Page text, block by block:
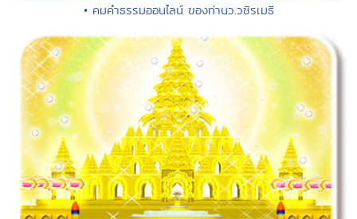
• คมคำธรรมออนไลน์ ของท่านว.วชิรเมธี